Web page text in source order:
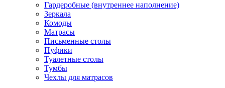
Гардеробные (внутреннее наполнение)
Зеркала
Комоды
Матрасы
Письменные столы
Пуфики
Туалетные столы
Тумбы
Чехлы для матрасов